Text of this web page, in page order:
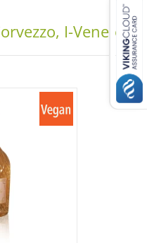
I-Veneto: